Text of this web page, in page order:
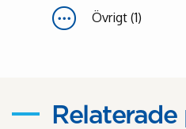
Övrigt (1)